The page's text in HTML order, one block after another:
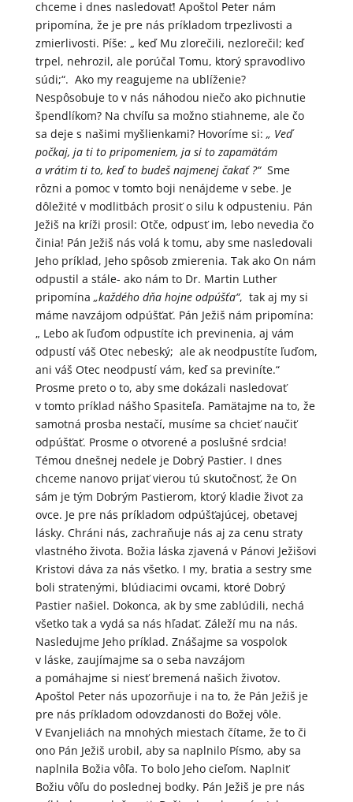
chceme i dnes nasledovať! Apoštol Peter nám
pripomína, že je pre nás príkladom trpezlivosti a
zmierlivosti. Píše: „ keď Mu zlorečili, nezlorečil; keď
trpel, nehrozil, ale porúčal Tomu, ktorý spravodlivo
súdi;“. Ako my reagujeme na ublíženie?
Nespôsobuje to v nás náhodou niečo ako pichnutie
špendlíkom? Na chvíľu sa možno stiahneme, ale čo
sa deje s našimi myšlienkami? Hovoríme si: „ Veď
počkaj, ja ti to pripomeniem, ja si to zapamätám
a vrátim ti to, keď to budeš najmenej čakať ?“Sme
rôzni a pomoc v tomto boji nenájdeme v sebe. Je
dôležité v modlitbách prosiť o silu k odpusteniu. Pán
Ježiš na kríži prosil: Otče, odpusť im, lebo nevedia čo
činia! Pán Ježiš nás volá k tomu, aby sme nasledovali
Jeho príklad, Jeho spôsob zmierenia. Tak ako On nám
odpustil a stále- ako nám to Dr. Martin Luther
pripomína „každého dňa hojne odpúšťa“, tak aj my si
máme navzájom odpúšťať. Pán Ježiš nám pripomína:
„ Lebo ak ľuďom odpustíte ich previnenia, aj vám
odpustí váš Otec nebeský; ale ak neodpustíte ľuďom,
ani váš Otec neodpustí vám, keď sa previníte.“
Prosme preto o to, aby sme dokázali nasledovať
v tomto príklad nášho Spasiteľa. Pamätajme na to, že
samotná prosba nestačí, musíme sa chcieť naučiť
odpúšťať. Prosme o otvorené a poslušné srdcia!
Témou dnešnej nedele je Dobrý Pastier. I dnes
chceme nanovo prijať vierou tú skutočnosť, že On
sám je tým Dobrým Pastierom, ktorý kladie život za
ovce. Je pre nás príkladom odpúšťajúcej, obetavej
lásky. Chráni nás, zachraňuje nás aj za cenu straty
vlastného života. Božia láska zjavená v Pánovi Ježišovi
Kristovi dáva za nás všetko. I my, bratia a sestry sme
boli stratenými, blúdiacimi ovcami, ktoré Dobrý
Pastier našiel. Dokonca, ak by sme zablúdili, nechá
všetko tak a vydá sa nás hľadať. Záleží mu na nás.
Nasledujme Jeho príklad. Znášajme sa vospolok
v láske, zaujímajme sa o seba navzájom
a pomáhajme si niesť bremená našich životov.
Apoštol Peter nás upozorňuje i na to, že Pán Ježiš je
pre nás príkladom odovzdanosti do Božej vôle.
V Evanjeliách na mnohých miestach čítame, že to či
ono Pán Ježiš urobil, aby sa naplnilo Písmo, aby sa
naplnila Božia vôľa. To bolo Jeho cieľom. Naplniť
Božiu vôľu do poslednej bodky. Pán Ježiš je pre nás